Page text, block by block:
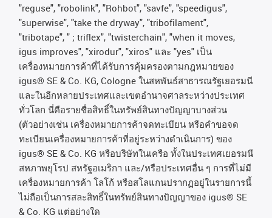
"reguse", "robolink", "Rohbot", "savfe", "speedigus",
"superwise", "take the dryway", "tribofilament",
"tribotape", " ; triflex", "twisterchain", "when it moves,
igus improves", "xirodur", "xiros" และ "yes" เป็น
เครื่องหมายการค้าที่ได้รับการคุ้มครองตามกฎหมายของ
igus® SE & Co. KG, Cologne ในสหพันธ์สาธารณรัฐเยอรมนี
และในอีกหลายประเทศและเขตอํานาจศาลระหว่างประเทศ
ทั่วโลก นี่คือรายชื่อสิทธิ์ในทรัพย์สินทางปัญญาบางส่วน
(ตัวอย่างเช่น เครื่องหมายการค้าจดทะเบียน หรือคำขอจด
ทะเบียนเครื่องหมายการค้าที่อยู่ระหว่างดำเนินการ) ของ
igus® SE & Co. KG หรือบริษัทในเครือ ทั้งในประเทศเยอรมนี
สหภาพยุโรป สหรัฐอเมริกา และ/หรือประเทศอื่น ๆ การที่ไม่มี
เครื่องหมายการค้า โลโก้ หรือสโลแกนปรากฏอยู่ในรายการนี้
ไม่ถือเป็นการสละสิทธิ์ในทรัพย์สินทางปัญญาของ igus® SE
& Co. KG แต่อย่างใด